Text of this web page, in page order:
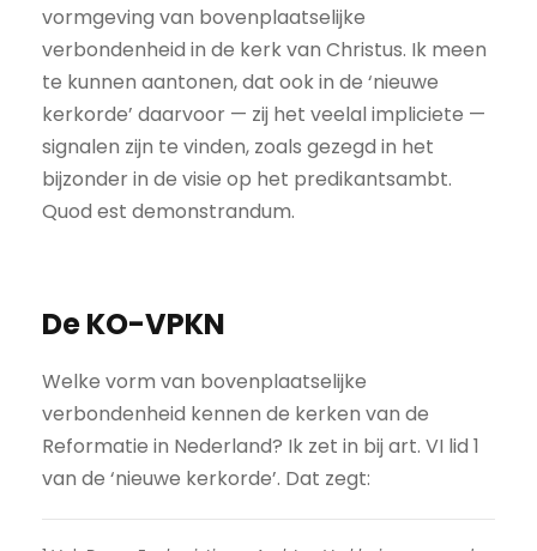
vormgeving van bovenplaatselijke
verbondenheid in de kerk van Christus. Ik meen
te kunnen aantonen, dat ook in de ‘nieuwe
kerkorde’ daarvoor — zij het veelal impliciete —
signalen zijn te vinden, zoals gezegd in het
bijzonder in de visie op het predikantsambt.
Quod est demonstrandum.
De KO-VPKN
Welke vorm van bovenplaatselijke
verbondenheid kennen de kerken van de
Reformatie in Nederland? Ik zet in bij art. VI lid 1
van de ‘nieuwe kerkorde’. Dat zegt: